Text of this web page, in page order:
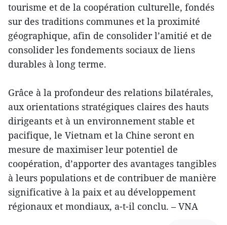
tourisme et de la coopération culturelle, fondés
sur des traditions communes et la proximité
géographique, afin de consolider l’amitié et de
consolider les fondements sociaux de liens
durables à long terme.
Grâce à la profondeur des relations bilatérales,
aux orientations stratégiques claires des hauts
dirigeants et à un environnement stable et
pacifique, le Vietnam et la Chine seront en
mesure de maximiser leur potentiel de
coopération, d’apporter des avantages tangibles
à leurs populations et de contribuer de manière
significative à la paix et au développement
régionaux et mondiaux, a-t-il conclu. – VNA